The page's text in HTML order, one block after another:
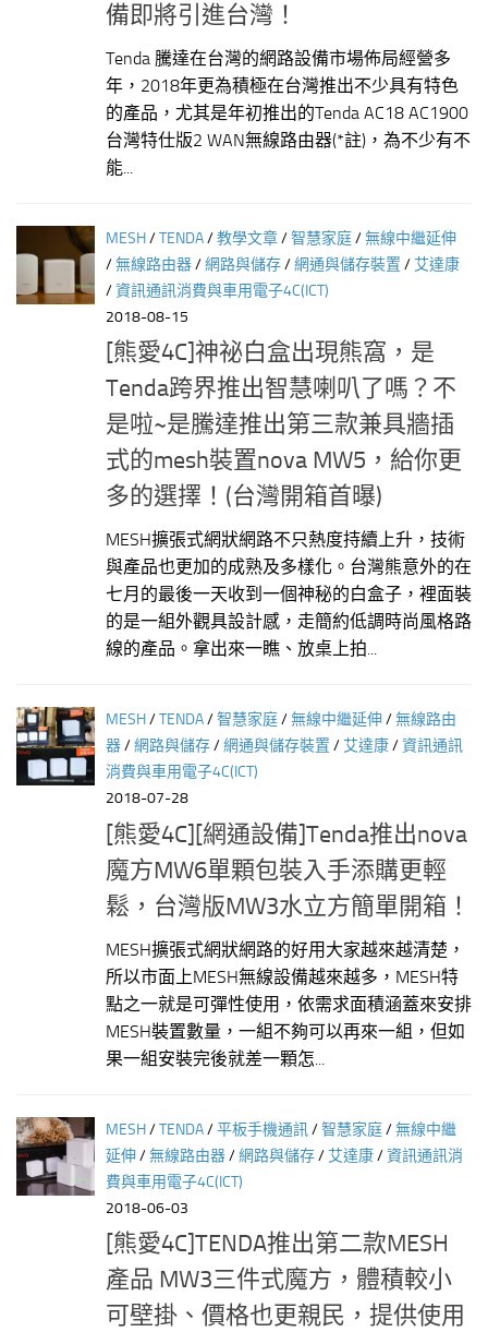
備即將引進台灣！
Tenda 騰達在台灣的網路設備市場佈局經營多
年，2018年更為積極在台灣推出不少具有特色
的產品，尤其是年初推出的Tenda AC18 AC1900
台灣特仕版2 WAN無線路由器(*註)，為不少有不
能...
MESH/TENDA/教學文章/智慧家庭/無線中繼延伸
/無線路由器/網路與儲存/網通與儲存裝置 / 艾達康
/資訊通訊消費與車用電子4C(ICT)
2018-08-15
[熊愛4C]神祕白盒出現熊窩，是
Tenda跨界推出智慧喇叭了嗎？不
是啦~是騰達推出第三款兼具牆插
式的mesh裝置nova MW5，給你更
多的選擇！(台灣開箱首曝)
MESH擴張式網狀網路不只熱度持續上升，技術
與產品也更加的成熟及多樣化。台灣熊意外的在
七月的最後一天收到一個神秘的白盒子，裡面裝
的是一組外觀具設計感，走簡約低調時尚風格路
線的產品。拿出來一瞧、放桌上拍...
MESH/TENDA/智慧家庭/無線中繼延伸/無線路由
器/網路與儲存/網通與儲存裝置 / 艾達康/資訊通訊
消費與車用電子4C(ICT)
2018-07-28
[熊愛4C][網通設備]Tenda推出nova
魔方MW6單顆包裝入手添購更輕
鬆，台灣版MW3水立方簡單開箱！
MESH擴張式網狀網路的好用大家越來越清楚，
所以市面上MESH無線設備越來越多，MESH特
點之一就是可彈性使用，依需求面積涵蓋來安排
MESH裝置數量，一組不夠可以再來一組，但如
果一組安裝完後就差一顆怎...
MESH/TENDA/平板手機通訊/智慧家庭/無線中繼
延伸/無線路由器/網路與儲存/ 艾達康/資訊通訊消
費與車用電子4C(ICT)
2018-06-03
[熊愛4C]TENDA推出第二款MESH
產品 MW3三件式魔方，體積較小
可壁掛、價格也更親民，提供使用